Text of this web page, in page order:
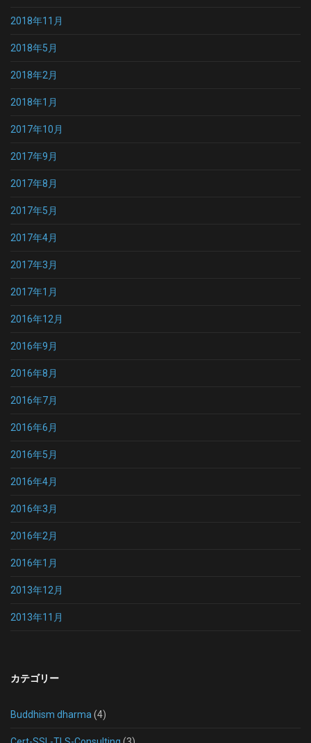
2018年11月
2018年5月
2018年2月
2018年1月
2017年10月
2017年9月
2017年8月
2017年5月
2017年4月
2017年3月
2017年1月
2016年12月
2016年9月
2016年8月
2016年7月
2016年6月
2016年5月
2016年4月
2016年3月
2016年2月
2016年1月
2013年12月
2013年11月
カテゴリー
Buddhism dharma (4)